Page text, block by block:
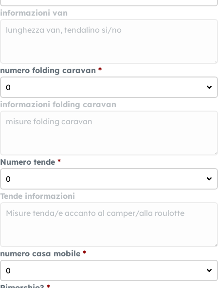
informazioni van
numero folding caravan *
0
informazioni folding caravan
Numero tende *
0
Tende informazioni
numero casa mobile *
0